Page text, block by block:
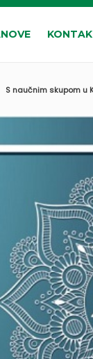
S naučnim skupom u